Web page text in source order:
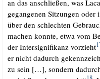
an das anschlie­ßen, was
ge­gan­ge­nen Sit­zun­gen
über den schlech­ten
machen konn­te, etwa vom
der Inter­si­gni­fi­kanz vor­zieht
er nicht dadurch
zu sein […], son­dern